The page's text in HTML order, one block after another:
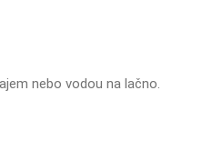
nebo vodou na lačno.